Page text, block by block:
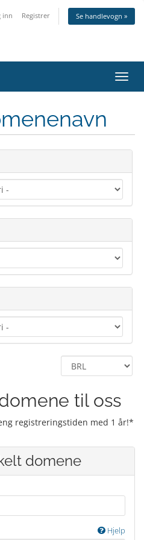
inn Registrer Se handlevogn »
Bytt
til oss
registreringstiden med 1 år!*
domene
Hjelp